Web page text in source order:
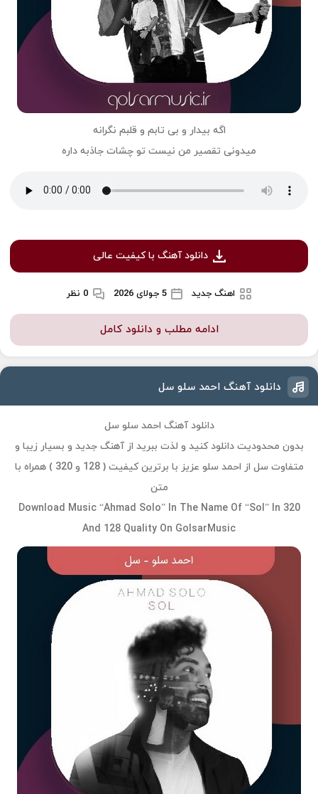
اگه بیدار و بی تابم و قلبم نگرانه
میدونی تقصیر من نیست تو چشات جاذبه داره
دانلود آهنگ با کیفیت عالی
اهنگ جدید 5 جولای 2026 0 نظر
ادامه مطلب و دانلود کامل
دانلود آهنگ احمد سلو سل
دانلود آهنگ احمد سلو سل
بدون محدودیت دانلود کنید و لذت ببرید از آهنگ جدید و بسیار زیبا و
متفاوت سل از احمد سلو عزیز با برترین کیفیت ( 128 و 320 ) همراه با
متن
Download Music “Ahmad Solo” In The Name Of “Sol” In 320
And 128 Quality On GolsarMusic